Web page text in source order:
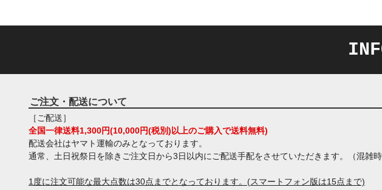
ご注文・配送について
［ご配送］
全国一律送料1,300円(10,000円(税別)以上のご購入で送料無料)
配送会社はヤマト運輸のみとなっております。
通常、土日祝祭日を除きご注文日から3日以内にご配送手配をさせていただきます。（混雑時
1度に注文可能な最大点数は30点までとなっております。(スマートフォン版は15点まで)